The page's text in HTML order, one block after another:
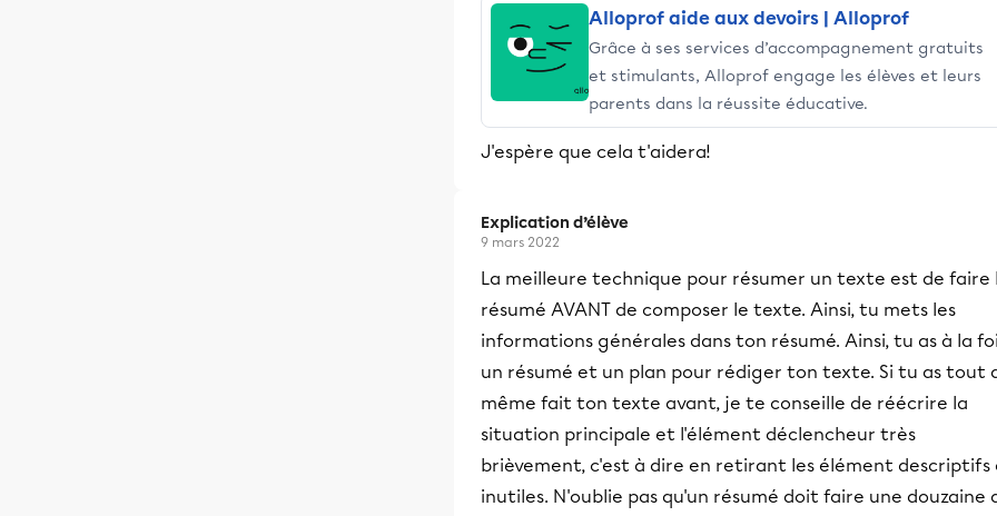
Alloprof aide aux devoirs | Alloprof
Grâce à ses services d’accompagnement gratuits
et stimulants, Alloprof engage les élèves et leurs
parents dans la réussite éducative.
J'espère que cela t'aidera!
Explication d’élève
9 mars 2022
La meilleure technique pour résumer un texte est de faire
résumé AVANT de composer le texte. Ainsi, tu mets les
informations générales dans ton résumé. Ainsi, tu as à la
un résumé et un plan pour rédiger ton texte. Si tu as tout
même fait ton texte avant, je te conseille de réécrire la
situation principale et l'élément déclencheur très
brièvement, c'est à dire en retirant les élément descriptifs
inutiles. N'oublie pas qu'un résumé doit faire une douzaine